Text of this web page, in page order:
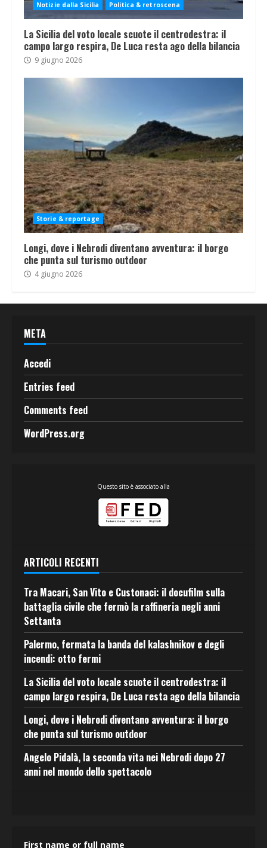
Notizie dalla Sicilia Politica & retroscena
La Sicilia del voto locale scuote il centrodestra: il
campo largo respira, De Luca resta ago della bilancia
9 giugno 2026
Storie & reportage
Longi, dove i Nebrodi diventano avventura: il borgo
che punta sul turismo outdoor
4 giugno 2026
META
Accedi
Entries feed
Comments feed
WordPress.org
Questo sito è associato alla
ARTICOLI RECENTI
Tra Macari, San Vito e Custonaci: il docufilm sulla
battaglia civile che fermò la raffineria negli anni
Settanta
Palermo, fermata la banda del kalashnikov e degli
incendi: otto fermi
La Sicilia del voto locale scuote il centrodestra: il
campo largo respira, De Luca resta ago della bilancia
Longi, dove i Nebrodi diventano avventura: il borgo
che punta sul turismo outdoor
Angelo Pidalà, la seconda vita nei Nebrodi dopo 27
anni nel mondo dello spettacolo
First name or full name